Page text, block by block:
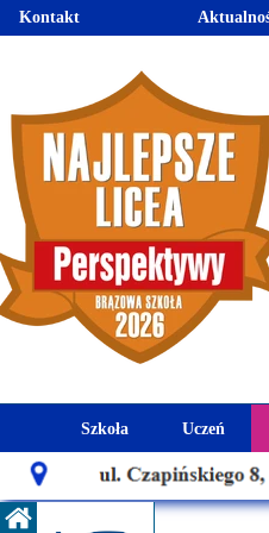
Szkoła
Historia szkoły
Uczeń
Kontakt